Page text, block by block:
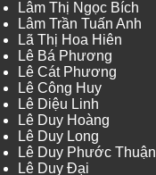
Lâm Thị Ngọc Bích
Lâm Trần Tuấn Anh
Lã Thị Hoa Hiên
Lê Bá Phương
Lê Cát Phương
Lê Công Huy
Lê Diệu Linh
Lê Duy Hoàng
Lê Duy Long
Lê Duy Phước Thuận
Lê Duy Đại